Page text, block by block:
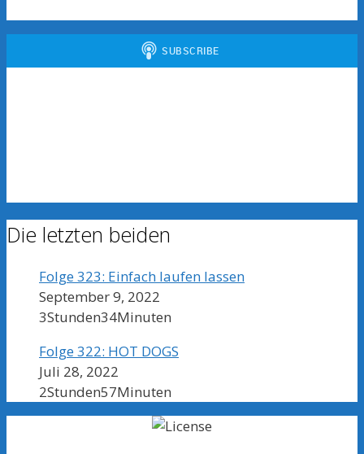
Die letzten beiden
Folge 323: Einfach laufen lassen
September 9, 2022
3Stunden34Minuten
Folge 322: HOT DOGS
Juli 28, 2022
2Stunden57Minuten